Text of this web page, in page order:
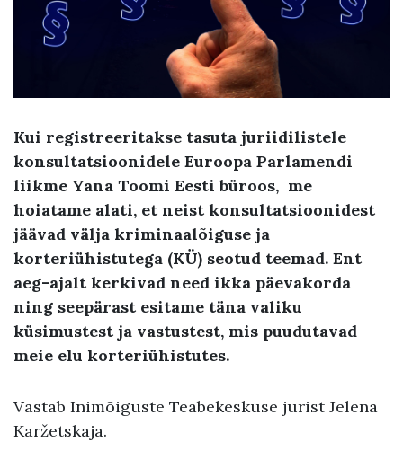
Kui registreeritakse tasuta juriidilistele
konsultatsioonidele Euroopa Parlamendi
liikme Yana Toomi Eesti büroos, me
hoiatame alati, et neist konsultatsioonidest
jäävad välja kriminaalõiguse ja
korteriühistutega (KÜ) seotud teemad. Ent
aeg-ajalt kerkivad need ikka päevakorda
ning seepärast esitame täna valiku
küsimustest ja vastustest, mis puudutavad
meie elu korteriühistutes.
Vastab Inimõiguste Teabekeskuse jurist Jelena
Karžetskaja.